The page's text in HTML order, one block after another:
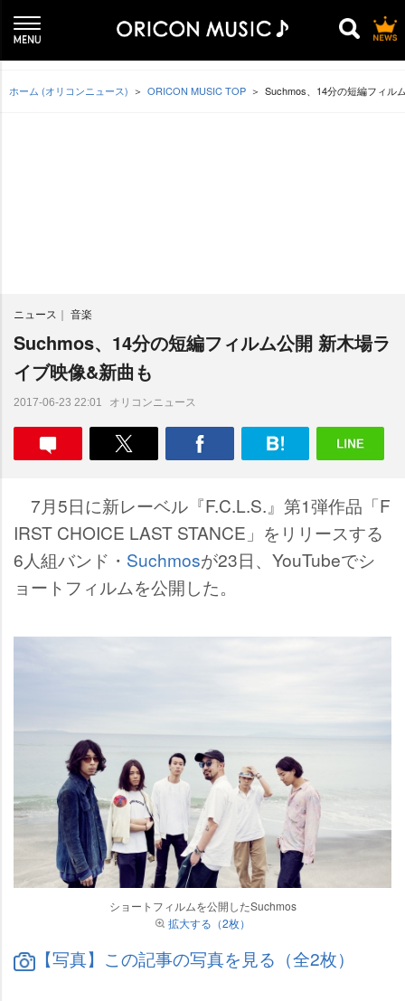
ホーム (オリコンニュース) ORICON MUSIC TOP Suchmos、14分の短編フィル
ニュース 音楽
Suchmos、14分の短編フィルム公開 新木場ラ
イブ映像&新曲も
2017-06-23 22:01 オリコンニュース
7月5日に新レーベル『F.C.L.S.』第1弾作品「F
IRST CHOICE LAST STANCE」をリリースする
6人組バンド・ Suchmosが23日、YouTubeでシ
ョートフィルムを公開した。
ショートフィルムを公開したSuchmos
拡大する（2枚）
【写真】この記事の写真を見る（全2枚）